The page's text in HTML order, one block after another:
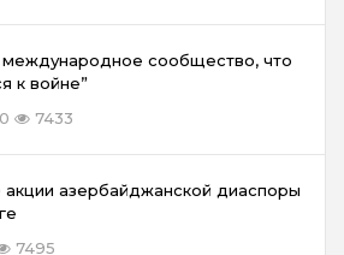
сообщество, что
к войне”
7433
азербайджанской диаспоры
7495